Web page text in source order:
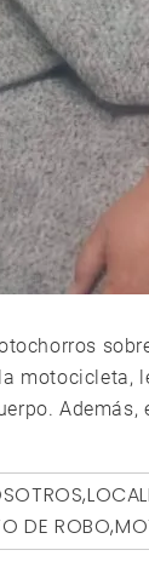
motocicleta,
,
DE ROBO,